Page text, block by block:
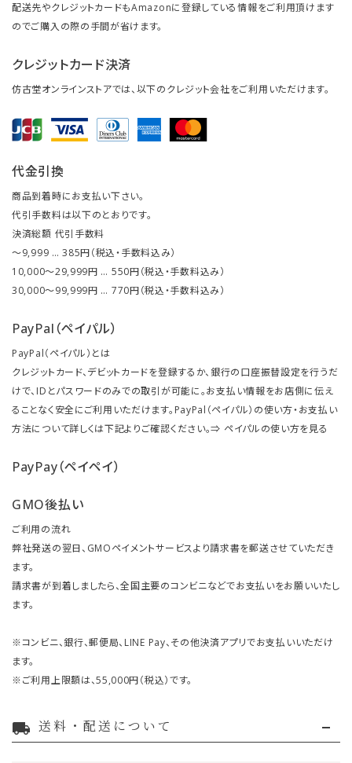
配送先やクレジットカードもAmazonに登録している情報をご利用頂けます
のでご購入の際の手間が省けます。
クレジットカード決済
仿古堂オンラインストアでは、以下のクレジット会社をご利用いただけます。
代金引換
商品到着時にお支払い下さい。
代引手数料は以下のとおりです。
決済総額 代引手数料
～9,999 … 385円（税込・手数料込み）
10,000～29,999円 … 550円（税込・手数料込み）
30,000～99,999円 … 770円（税込・手数料込み）
PayPal（ペイパル）
PayPal（ペイパル）とは
クレジットカード、デビットカードを登録するか、銀行の口座振替設定を行うだ
けで、IDとパスワードのみでの取引が可能に。お支払い情報をお店側に伝え
ることなく安全にご利用いただけます。PayPal（ペイパル）の使い方・お支払い
方法について詳しくは下記よりご確認ください。⇒ ペイパルの使い方を見る
PayPay（ペイペイ）
GMO後払い
ご利用の流れ
弊社発送の翌日、GMOペイメントサービスより請求書を郵送させていただき
ます。
請求書が到着しましたら、全国主要のコンビニなどでお支払いをお願いいたし
ます。
※コンビニ、銀行、郵便局、LINE Pay、その他決済アプリでお支払いいただけ
ます。
※ご利用上限額は、55,000円（税込）です。
local_shipping 送料・配送について